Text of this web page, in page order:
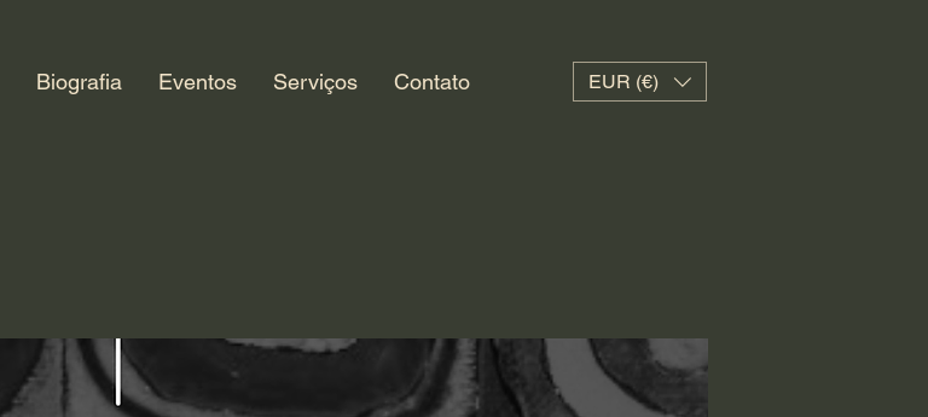
Biografia Eventos Serviços Contato EUR (€)